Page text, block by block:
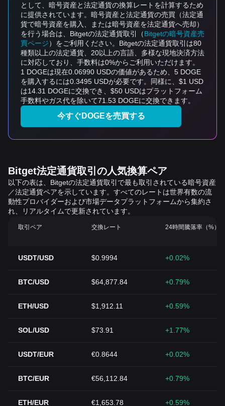
として、暗号資産と法定通貨の換算レートを計算するため
に提供されています。暗号資産と法定通貨の売買（法定通
貨で暗号資産を購入、または暗号資産を法定通貨へ売却）
を行う場合は、Bitgetの法定通貨取引（Bitgetの暗号資産売
買ページ）をご利用ください。Bitgetの法定通貨取引は80
種類以上の法定通貨、20以上の言語、多様な現地決済方法
に対応しており、手数料は0%からご利用いただけます。
1 DOGEは現在0.06990 USDの価値があるため、5 DOGE
を購入するには0.3495 USDが必要です。同様に、$1 USD
は14.31 DOGEに交換でき、$50 USDはプラットフォーム
手数料やガス代を除いて71.53 DOGEに交換できます。
今すぐDOGEを売買する
Bitget法定通貨取引の人気換算ペア
以下の表は、Bitgetの法定通貨取引で最も取引されている暗号資産
／法定通貨ペアを示しています。すべてのレートは世界有数の流
動性プロバイダーおよび市場データプラットフォームから集約さ
れ、リアルタイムで更新されています。
取引ペア 交換レート 24時間騰落率（%）
USDT/USD $0.9994 +0.02%
BTC/USD $64,877.84 +0.79%
ETH/USD $1,912.11 +0.59%
SOL/USD $73.91 +1.77%
USDT/EUR €0.8644 +0.02%
BTC/EUR €56,112.84 +0.79%
ETH/EUR €1,653.78 +0.59%